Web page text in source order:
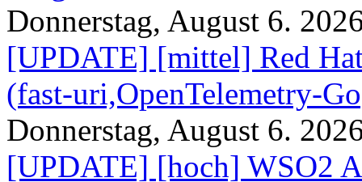
Donnerstag, August 6.
[UPDATE] [mittel] Red
(fast-uri,OpenTelemetry-
Donnerstag, August 6.
[UPDATE] [hoch] WSO2